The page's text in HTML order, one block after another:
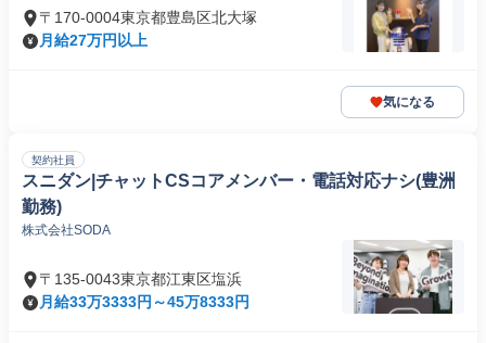
〒170-0004東京都豊島区北大塚
月給27万円以上
気になる
契約社員
スニダン|チャットCSコアメンバー・電話対応ナシ(豊洲
勤務)
株式会社SODA
〒135-0043東京都江東区塩浜
月給33万3333円～45万8333円